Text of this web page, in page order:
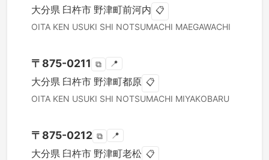
大分県 臼杵市 野津町前河内 📋
OITA KEN USUKI SHI NOTSUMACHI MAEGAWACHI
〒 875-0211 ⧉ 📍
大分県 臼杵市 野津町都原 📋
OITA KEN USUKI SHI NOTSUMACHI MIYAKOBARU
〒 875-0212 ⧉ 📍
大分県 臼杵市 野津町老松 📋